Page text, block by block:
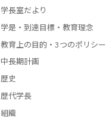
学長室だより
学是・到達目標・教育理念
教育上の目的・3つのポリシー
中長期計画
歴史
歴代学長
組織